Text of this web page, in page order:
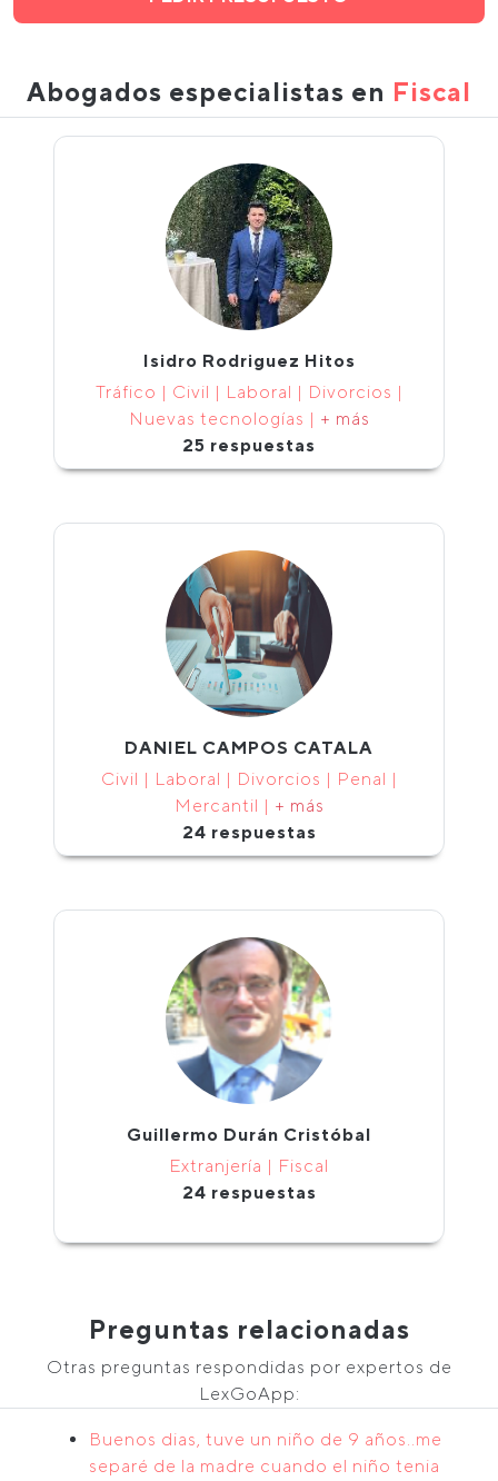
Abogados especialistas en Fiscal
Isidro Rodriguez Hitos
Tráfico | Civil | Laboral | Divorcios |
Nuevas tecnologías | + más
25 respuestas
DANIEL CAMPOS CATALA
Civil | Laboral | Divorcios | Penal |
Mercantil | + más
24 respuestas
Guillermo Durán Cristóbal
Extranjería | Fiscal
24 respuestas
Preguntas relacionadas
Otras preguntas respondidas por expertos de
LexGoApp:
Buenos dias, tuve un niño de 9 años..me
separé de la madre cuando el niño tenia